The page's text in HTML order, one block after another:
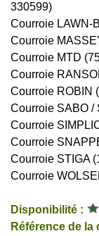
330599)
Courroie LAWN-
Courroie
Courroie MTD
Courroie
Courroie ROBIN
Courroie SABO /
Courroie
Courroie
Courroie STIGA
Courroie
Disponibilité :
Référence de la